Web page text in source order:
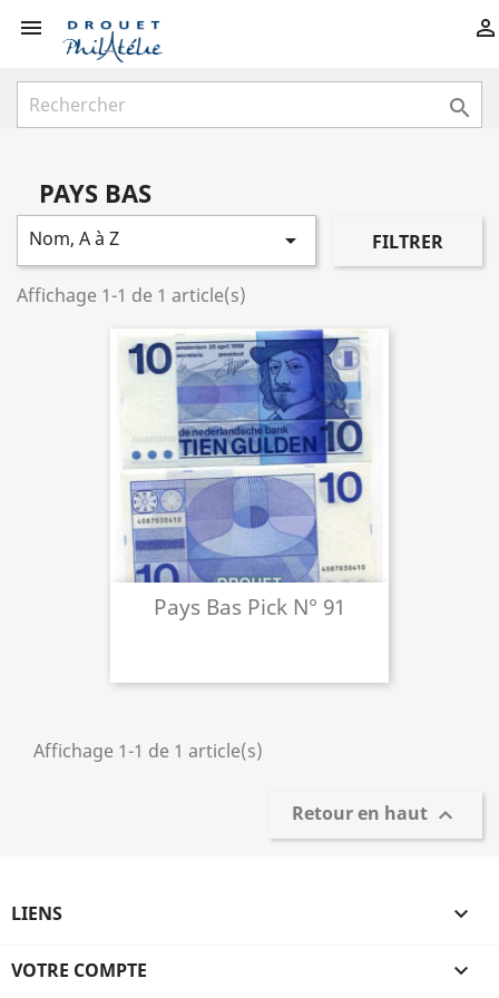
 

PAYS BAS
Nom, A à Z  FILTRER
Affichage 1-1 de 1 article(s)
Pays Bas Pick N° 91
Affichage 1-1 de 1 article(s)
Retour en haut 
LIENS 
VOTRE COMPTE 